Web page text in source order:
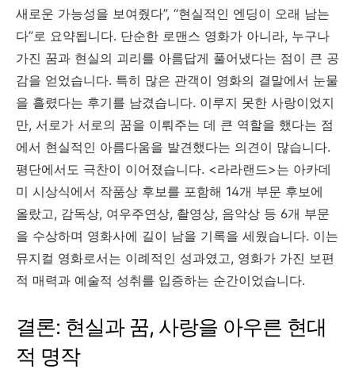
새로운 가능성을 보여줬다”, “현실적인 엔딩이 오래 남는
다”로 요약됩니다. 단순한 로맨스 영화가 아니라, 누구나
가진 꿈과 현실의 괴리를 아름답게 풀어냈다는 점이 큰 공
감을 얻었습니다. 특히 많은 관객이 영화의 결말에서 눈물
을 흘렸다는 후기를 남겼습니다. 이루지 못한 사랑이었지
만, 서로가 서로의 꿈을 이뤄주는 데 큰 역할을 했다는 점
에서 현실적인 아름다움을 발견했다는 의견이 많습니다.
평단에서도 극찬이 이어졌습니다. <라라랜드>는 아카데
미 시상식에서 작품상 후보를 포함해 14개 부문 후보에
올랐고, 감독상, 여우주연상, 촬영상, 음악상 등 6개 부문
을 수상하며 영화사에 길이 남을 기록을 세웠습니다. 이는
뮤지컬 영화로서는 이례적인 성과였고, 영화가 가진 보편
적 매력과 예술적 성취를 입증하는 순간이었습니다.
결론: 현실과 꿈, 사랑을 아우른 현대
적 명작